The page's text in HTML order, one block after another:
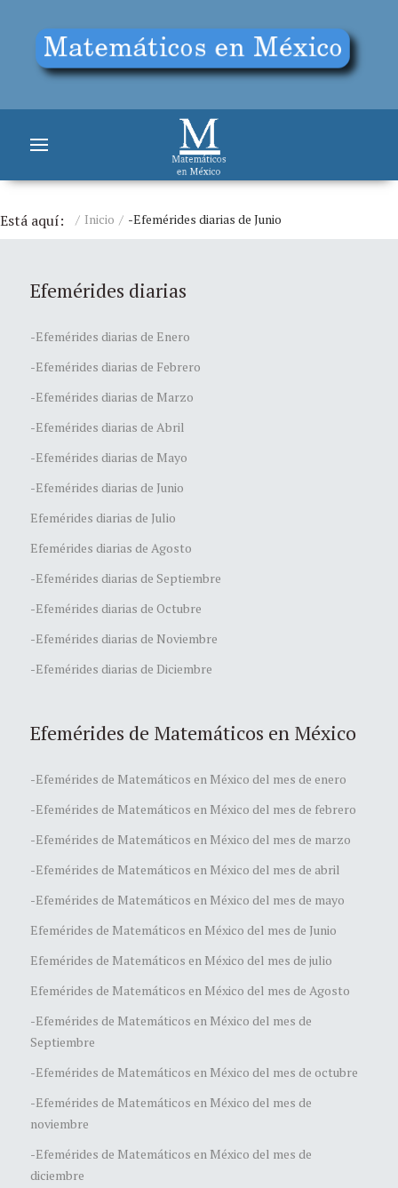
Está aquí: Inicio -Efemérides diarias de Junio
Efemérides diarias
-Efemérides diarias de Enero
-Efemérides diarias de Febrero
-Efemérides diarias de Marzo
-Efemérides diarias de Abril
-Efemérides diarias de Mayo
-Efemérides diarias de Junio
Efemérides diarias de Julio
Efemérides diarias de Agosto
-Efemérides diarias de Septiembre
-Efemérides diarias de Octubre
-Efemérides diarias de Noviembre
-Efemérides diarias de Diciembre
Efemérides de Matemáticos en México
-Efemérides de Matemáticos en México del mes de enero
-Efemérides de Matemáticos en México del mes de febrero
-Efemérides de Matemáticos en México del mes de marzo
-Efemérides de Matemáticos en México del mes de abril
-Efemérides de Matemáticos en México del mes de mayo
Efemérides de Matemáticos en México del mes de Junio
Efemérides de Matemáticos en México del mes de julio
Efemérides de Matemáticos en México del mes de Agosto
-Efemérides de Matemáticos en México del mes de
Septiembre
-Efemérides de Matemáticos en México del mes de octubre
-Efemérides de Matemáticos en México del mes de
noviembre
-Efemérides de Matemáticos en México del mes de
diciembre